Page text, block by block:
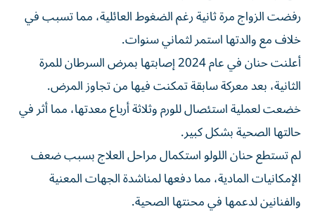
رفضت الزواج مرة ثانية رغم الضغوط العائلية، مما تسبب في
خلاف مع والدتها استمر لثماني سنوات.
أعلنت حنان في عام 2024 إصابتها بمرض السرطان للمرة
الثانية، بعد معركة سابقة تمكنت فيها من تجاوز المرض.
خضعت لعملية استئصال للورم وثلاثة أرباع معدتها، مما أثر في
حالتها الصحية بشكل كبير.
لم تستطع حنان اللولو استكمال مراحل العلاج بسبب ضعف
الإمكانيات المادية، مما دفعها لمناشدة الجهات المعنية
والفنانين لدعمها في محنتها الصحية.